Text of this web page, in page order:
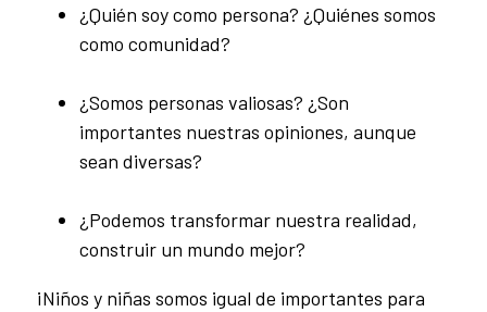
¿Quién soy como persona? ¿Quiénes somos
como comunidad?
¿Somos personas valiosas? ¿Son
importantes nuestras opiniones, aunque
sean diversas?
¿Podemos transformar nuestra realidad,
construir un mundo mejor?
¡Niños y niñas somos igual de importantes para